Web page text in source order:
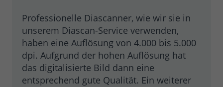
Professionelle Diascanner, wie wir sie in
unserem Diascan-Service verwenden,
haben eine Auflösung von 4.000 bis 5.000
dpi. Aufgrund der hohen Auflösung hat
das digitalisierte Bild dann eine
entsprechend gute Qualität. Ein weiterer